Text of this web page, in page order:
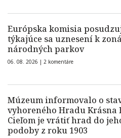
Európska komisia
týkajúce sa uznesení k
národných parkov
06. 08. 2026 | 2 komentáre
Múzeum informovalo o
vyhoreného Hradu Krásna
Cieľom je vrátiť hrad do
podoby z roku 1903